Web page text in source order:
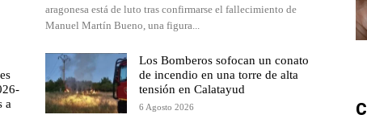
a
aragonesa está de luto tras confirmarse el fallecimiento de
Manuel Martín Bueno, una figura...
Los Bomberos sofocan un conato
de incendio en una torre de alta
tensión en Calatayud
6 Agosto 2026